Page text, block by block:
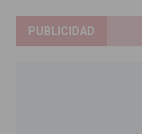
PUBLICIDAD